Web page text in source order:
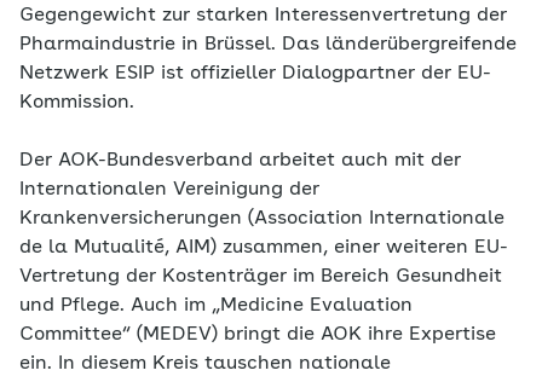
Gegengewicht zur starken Interessenvertretung der
Pharmaindustrie in Brüssel. Das länderübergreifende
Netzwerk ESIP ist offizieller Dialogpartner der EU-
Kommission.
Der AOK-Bundesverband arbeitet auch mit der
Internationalen Vereinigung der
Krankenversicherungen (Association Internationale
de la Mutualité, AIM) zusammen, einer weiteren EU-
Vertretung der Kostenträger im Bereich Gesundheit
und Pflege. Auch im „Medicine Evaluation
Committee“ (MEDEV) bringt die AOK ihre Expertise
ein. In diesem Kreis tauschen nationale